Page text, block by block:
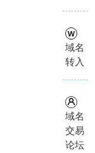
域名
转入
域名
交易
论坛